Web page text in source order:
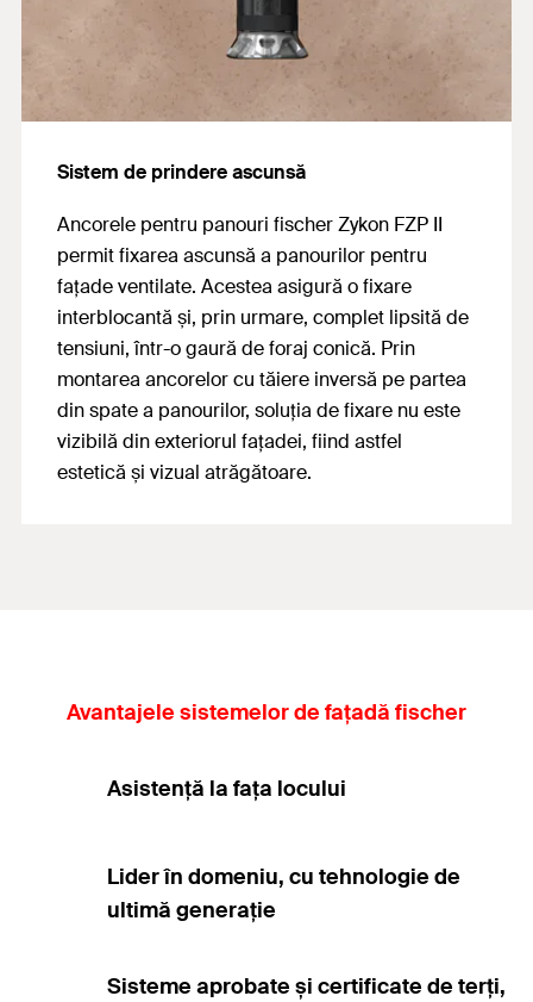
Sistem de prindere ascunsă
Ancorele pentru panouri fischer Zykon FZP II
permit fixarea ascunsă a panourilor pentru
fațade ventilate. Acestea asigură o fixare
interblocantă și, prin urmare, complet lipsită de
tensiuni, într-o gaură de foraj conică. Prin
montarea ancorelor cu tăiere inversă pe partea
din spate a panourilor, soluția de fixare nu este
vizibilă din exteriorul fațadei, fiind astfel
estetică și vizual atrăgătoare.
Avantajele sistemelor de fațadă fischer
Asistență la fața locului
Lider în domeniu, cu tehnologie de
ultimă generație
Sisteme aprobate și certificate de terți,